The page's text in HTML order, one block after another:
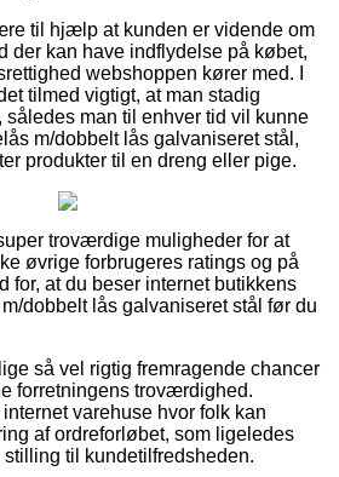
til hjælp at kunden er vidende om
der kan have indflydelse på købet,
webshoppen kører med. I
tilmed vigtigt, at man stadig
således man til enhver tid vil kunne
m/dobbelt lås galvaniseret stål,
produkter til en dreng eller pige.
troværdige muligheder for at
øvrige forbrugeres ratings og på
for, at du beser internet butikkens
dobbelt lås galvaniseret stål før du
så vel rigtig fremragende chancer
forretningens troværdighed.
varehuse hvor folk kan
af ordreforløbet, som ligeledes
stilling til kundetilfredsheden.